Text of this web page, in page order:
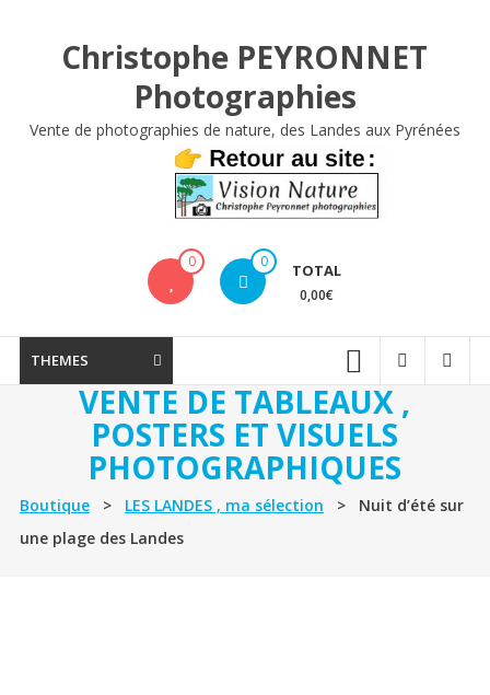
Christophe PEYRONNET
Photographies
Vente de photographies de nature, des Landes aux Pyrénées
0 0 TOTAL
0,00€
THEMES
VENTE DE TABLEAUX ,
POSTERS ET VISUELS
PHOTOGRAPHIQUES
Boutique> LES LANDES , ma sélection > Nuit d’été sur
une plage des Landes